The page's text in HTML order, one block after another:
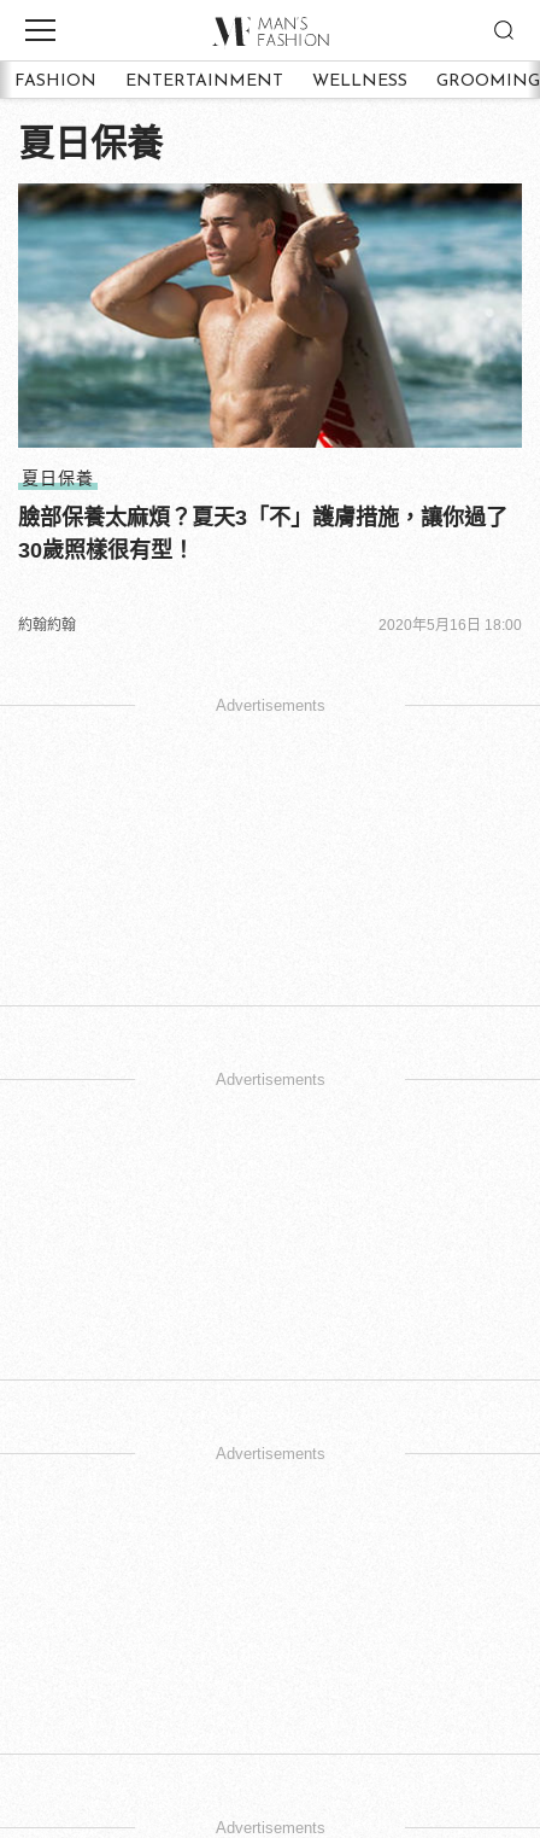
FASHION ENTERTAINMENT WELLNESS GROOMING
夏日保養
夏日保養
臉部保養太麻煩？夏天3「不」護膚措施，讓你過了
30歲照樣很有型！
約翰約翰 2020年5月16日 18:00
Advertisements
Advertisements
Advertisements
Advertisements